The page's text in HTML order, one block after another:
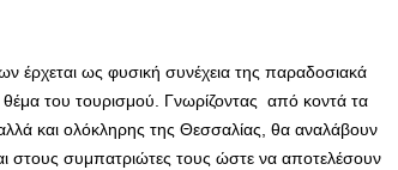
έρχεται ως φυσική συνέχεια της παραδοσιακά
του τουρισμού. Γνωρίζοντας από κοντά τα
και ολόκληρης της Θεσσαλίας, θα αναλάβουν
στους συμπατριώτες τους ώστε να αποτελέσουν